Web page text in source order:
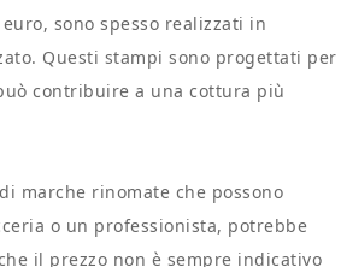
sono spesso realizzati in
Questi stampi sono progettati per
contribuire a una cottura più
marche rinomate che possono
o un professionista, potrebbe
il prezzo non è sempre indicativo